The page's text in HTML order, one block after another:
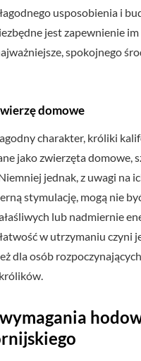
usposobienia i
jest zapewnienie im
spokojnego
domowe
charakter, króliki
jako zwierzęta domowe,
jednak, z uwagi na
stymulację, mogą nie
lub nadmiernie
w utrzymaniu czyni
dla osób